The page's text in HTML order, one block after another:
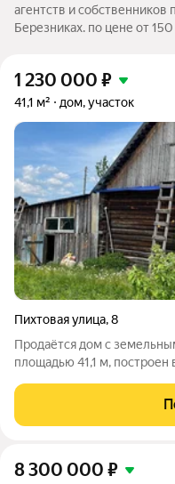
агентств и
Березниках. по цене от
1 230 000 ₽
41,1 м² дом, участок
Пихтовая улица,8
Продаётся дом с
площадью 41,1 м, построен
при желании можно
Установлена новая кровля,
8 300 000 ₽